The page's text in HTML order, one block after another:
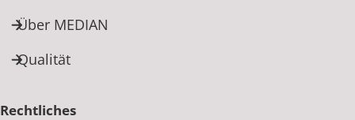
Über MEDIAN
Qualität
Rechtliches